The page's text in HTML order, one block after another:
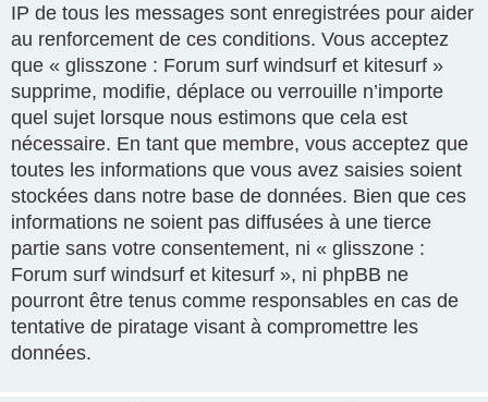
IP de tous les messages sont enregistrées pour aider
au renforcement de ces conditions. Vous acceptez
que « glisszone : Forum surf windsurf et kitesurf »
supprime, modifie, déplace ou verrouille n’importe
quel sujet lorsque nous estimons que cela est
nécessaire. En tant que membre, vous acceptez que
toutes les informations que vous avez saisies soient
stockées dans notre base de données. Bien que ces
informations ne soient pas diffusées à une tierce
partie sans votre consentement, ni « glisszone :
Forum surf windsurf et kitesurf », ni phpBB ne
pourront être tenus comme responsables en cas de
tentative de piratage visant à compromettre les
données.